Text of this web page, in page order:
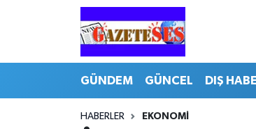
GÜNDEM GÜNCEL DIŞ
HABERLER EKONOMİ